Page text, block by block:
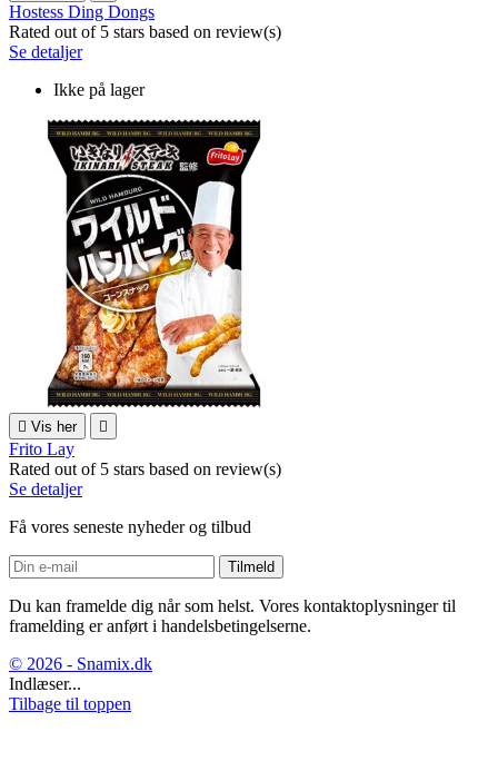
Hostess Ding Dongs
Rated out of 5 stars based on review(s)
Se detaljer
Ikke på lager
 Vis her 
Frito Lay
Rated out of 5 stars based on review(s)
Se detaljer
Få vores seneste nyheder og tilbud
Du kan framelde dig når som helst. Vores kontaktoplysninger til
framelding er anført i handelsbetingelserne.
© 2026 - Snamix.dk
Indlæser...
Tilbage til toppen